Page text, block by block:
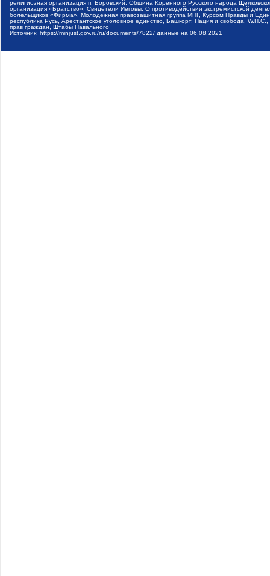
религиозная организация п. Боровский, Община Коренного Русского народа
организация «Братство», Свидетели Иеговы, О противодействии экстремистской
болельщиков «Фирма», Молодежная правозащитная группа МПГ, Курсом Правды и
республика Русь, Арестантское уголовное единство, Башкорт, Нация и свобода,
прав граждан, Штабы Навального
Источник: https://minjust.gov.ru/ru/documents/7822/ данные на 06.08.2021